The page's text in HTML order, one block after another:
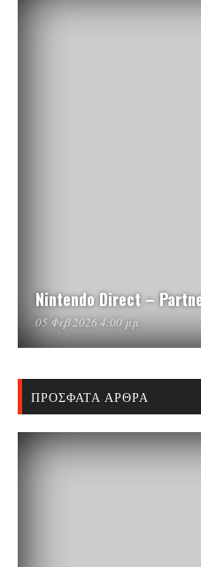
Nintendo Direct –
05 Φεβ 2026 4:00 μμ
ΠΡΌΣΦΑΤΑ ΆΡΘΡΑ